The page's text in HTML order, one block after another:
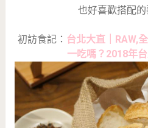
也好喜歡搭配的
初訪食記： 台北大直｜RAW,
一吃嗎？2018年